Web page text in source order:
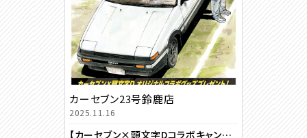
カーセブン23号鈴鹿店
2025.11.16
【カーセブン×頭文字Dコラボキャンペーン】実施中☺